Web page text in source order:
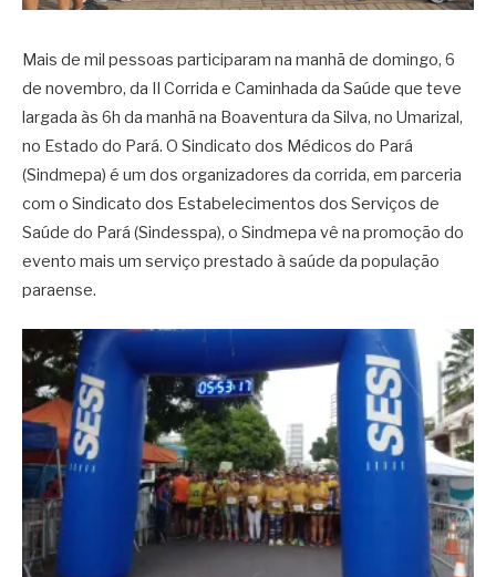
Mais de mil pessoas participaram na manhã de domingo, 6
de novembro, da II Corrida e Caminhada da Saúde que teve
largada às 6h da manhã na Boaventura da Silva, no Umarizal,
no Estado do Pará. O Sindicato dos Médicos do Pará
(Sindmepa) é um dos organizadores da corrida, em parceria
com o Sindicato dos Estabelecimentos dos Serviços de
Saúde do Pará (Sindesspa), o Sindmepa vê na promoção do
evento mais um serviço prestado à saúde da população
paraense.